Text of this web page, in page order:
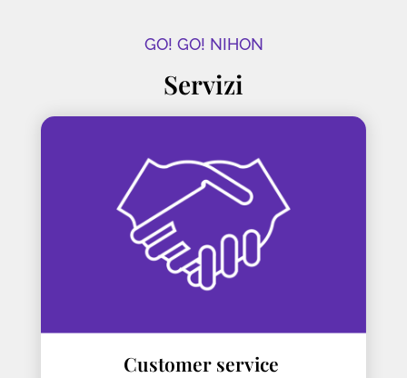
GO! GO! NIHON
Servizi
Customer service